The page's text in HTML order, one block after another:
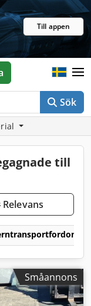
Till appen
Sök
till
Relevans
Småannons